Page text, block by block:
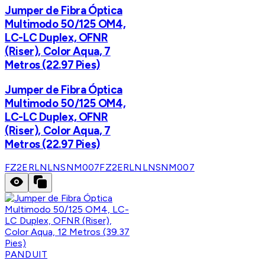
Jumper de Fibra Óptica
Multimodo 50/125 OM4,
LC-LC Duplex, OFNR
(Riser), Color Aqua, 7
Metros (22.97 Pies)
Jumper de Fibra Óptica
Multimodo 50/125 OM4,
LC-LC Duplex, OFNR
(Riser), Color Aqua, 7
Metros (22.97 Pies)
FZ2ERLNLNSNM007FZ2ERLNLNSNM007
PANDUIT